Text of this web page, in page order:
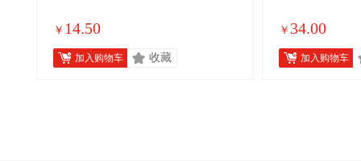
￥ 14.50
加入购物车 收藏
￥ 34.00
加入购物车